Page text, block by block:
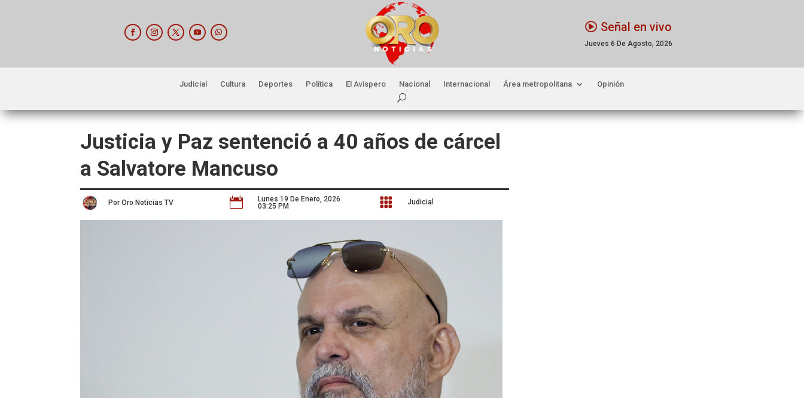
Señal en vivo
Jueves 6 De Agosto, 2026
Judicial Cultura Deportes Política El Avispero Nacional Internacional Área metropolitana Opinión
Justicia y Paz sentenció a 40 años de cárcel
a Salvatore Mancuso
Por Oro Noticias TV 
Lunes 19 De Enero, 2026
03:25 PM
 Judicial